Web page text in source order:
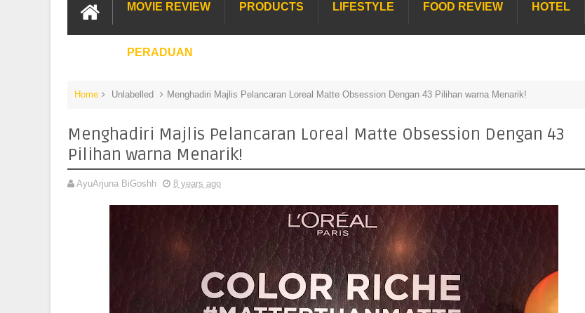
MOVIE REVIEW PRODUCTS LIFESTYLE FOOD REVIEW HOTEL
PERADUAN
Home Unlabelled Menghadiri Majlis Pelancaran Loreal Matte Obsession Dengan 43 Pilihan warna Menarik!
Menghadiri Majlis Pelancaran Loreal Matte Obsession Dengan 43
Pilihan warna Menarik!
AyuArjuna BiGoshh 8 years ago